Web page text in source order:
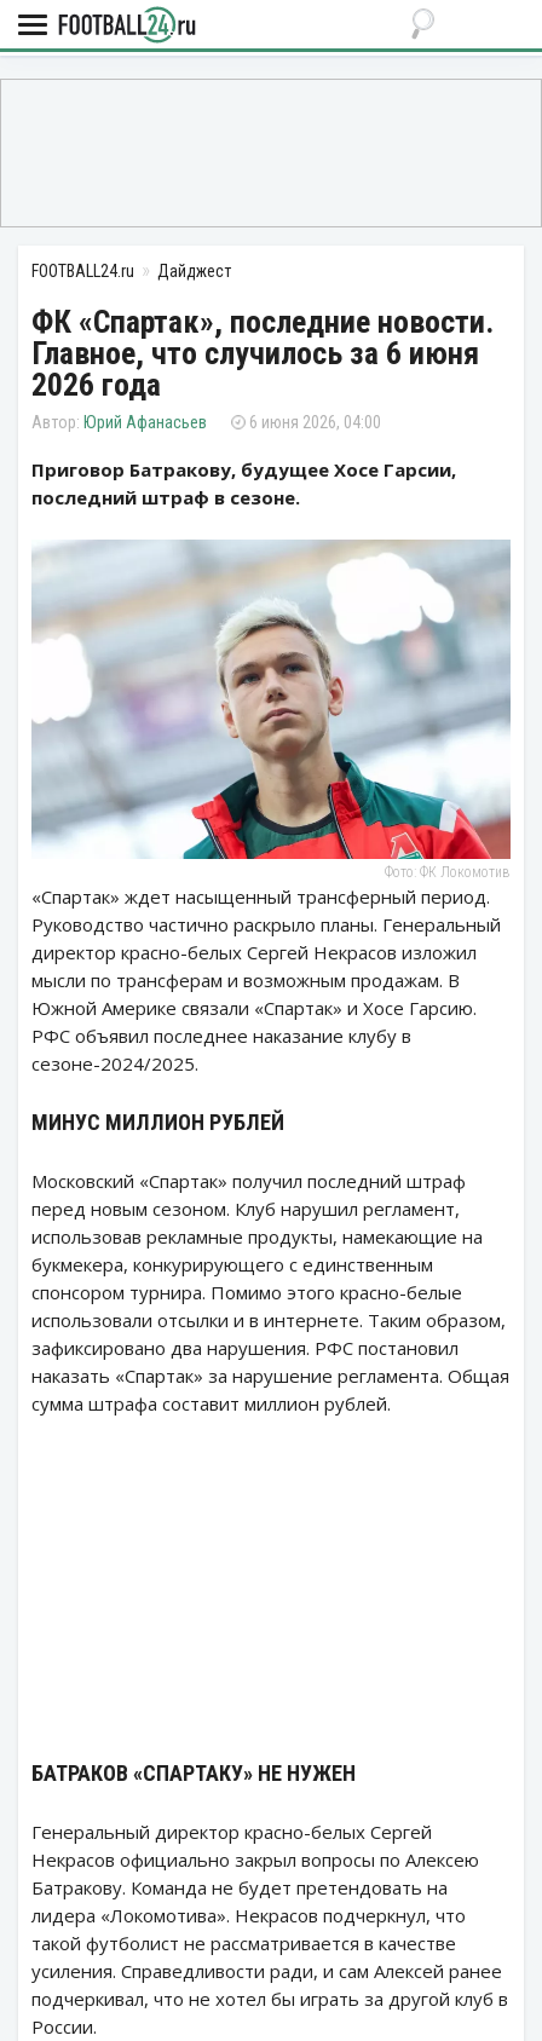
FOOTBALL24.ru Дайджест
ФК «Спартак», последние новости.
Главное, что случилось за 6 июня
2026 года
Юрий Афанасьев 6 июня 2026, 04:00
Приговор Батракову, будущее Хосе Гарсии,
последний штраф в сезоне.
Фото: ФК Локомотив
«Спартак» ждет насыщенный трансферный период.
Руководство частично раскрыло планы. Генеральный
директор красно-белых Сергей Некрасов изложил
мысли по трансферам и возможным продажам. В
Южной Америке связали «Спартак» и Хосе Гарсию.
РФС объявил последнее наказание клубу в
сезоне-2024/2025.
МИНУС МИЛЛИОН РУБЛЕЙ
Московский «Спартак» получил последний штраф
перед новым сезоном. Клуб нарушил регламент,
использовав рекламные продукты, намекающие на
букмекера, конкурирующего с единственным
спонсором турнира. Помимо этого красно-белые
использовали отсылки и в интернете. Таким образом,
зафиксировано два нарушения. РФС постановил
наказать «Спартак» за нарушение регламента. Общая
сумма штрафа составит миллион рублей.
БАТРАКОВ «СПАРТАКУ» НЕ НУЖЕН
Генеральный директор красно-белых Сергей
Некрасов официально закрыл вопросы по Алексею
Батракову. Команда не будет претендовать на
лидера «Локомотива». Некрасов подчеркнул, что
такой футболист не рассматривается в качестве
усиления. Справедливости ради, и сам Алексей ранее
подчеркивал, что не хотел бы играть за другой клуб в
России.